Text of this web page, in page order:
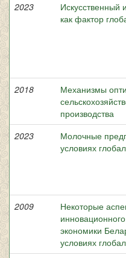
2023
Искусственный
как фактор
2018
Механизмы
производства
2023
Молочные
условиях
2009
Некоторые
экономики
условиях